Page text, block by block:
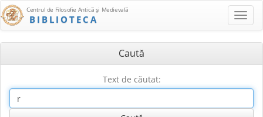
Centrul de Filosofie Antică şi Medievală
BIBLIOTECA
Caută
Text de căutat: